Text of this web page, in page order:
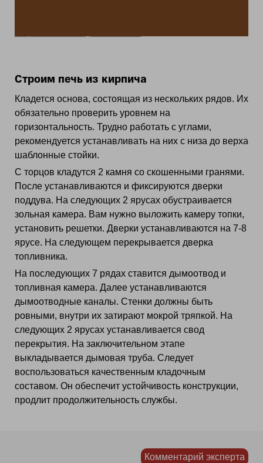
Строим печь из кирпича
Кладется основа, состоящая из нескольких рядов. Их
обязательно проверить уровнем на
горизонтальность. Трудно работать с углами,
рекомендуется устанавливать на них с низа до верха
шаблонные стойки.
С торцов кладутся 2 камня со скошенными гранями.
После устанавливаются и фиксируются дверки
поддува. На следующих 2 ярусах обустраивается
зольная камера. Вам нужно выложить камеру топки,
установить решетки. Дверки устанавливаются на 7-8
ярусе. На следующем перекрывается дверка
топливника.
На последующих 7 рядах ставится дымоотвод и
топливная камера. Далее устанавливаются
дымоотводные каналы. Стенки должны быть
ровными, внутри их затирают мокрой тряпкой. На
следующих 2 ярусах устанавливается свод
перекрытия. На заключительном этапе
выкладывается дымовая труба. Следует
воспользоваться качественным кладочным
составом. Он обеспечит устойчивость конструкции,
продлит продолжительность службы.
Комментарий эксперта